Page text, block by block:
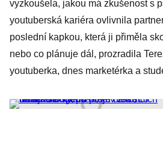
vyzkoušela, jakou má zkušenost s
youtuberská kariéra ovlivnila
poslední kapkou, která ji přiměla
nebo co plánuje dál, prozradila
youtuberka, dnes marketérka a